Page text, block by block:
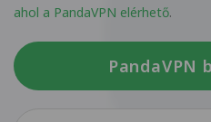
ahol a PandaVPN elérhető.
PandaVPN